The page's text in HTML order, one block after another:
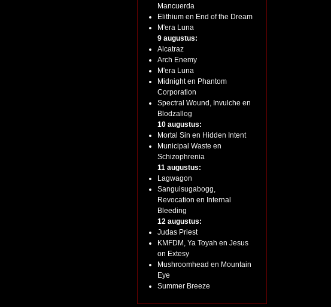
Mancuerda
Elithium en End of the Dream
M'era Luna
9 augustus:
Alcatraz
Arch Enemy
M'era Luna
Midnight en Phantom
Corporation
Spectral Wound, Invulche en
Blodzallog
10 augustus:
Mortal Sin en Hidden Intent
Municipal Waste en
Schizophrenia
11 augustus:
Lagwagon
Sanguisugabogg,
Revocation en Internal
Bleeding
12 augustus:
Judas Priest
KMFDM, Ya Toyah en Jesus
on Extesy
Mushroomhead en Mountain
Eye
Summer Breeze